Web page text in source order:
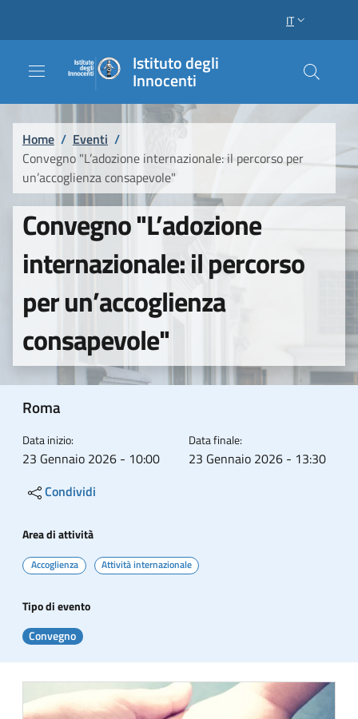
SELETTORE
IT
Istituto degli
Innocenti
Briciole di pane
Home / Eventi /
Convegno "L’adozione internazionale: il percorso per
un’accoglienza consapevole"
Convegno "L’adozione
internazionale: il percorso
per un’accoglienza
consapevole"
Roma
Data inizio:
23 Gennaio 2026 - 10:00
Data finale:
23 Gennaio 2026 - 13:30
Condividi
Area di attività
Accoglienza Attività internazionale
Tipo di evento
Convegno